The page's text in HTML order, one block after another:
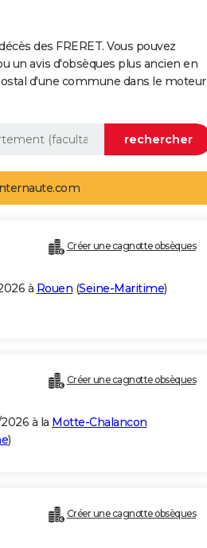
des FRERET. Vous pouvez
un avis d'obsèques plus ancien en
d'une commune dans le moteur
Créer une cagnotte obsèques
à Rouen (Seine-Maritime)
Créer une cagnotte obsèques
à la Motte-Chalancon
)
Créer une cagnotte obsèques